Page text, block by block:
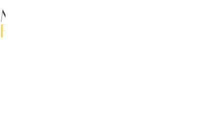
naar
de